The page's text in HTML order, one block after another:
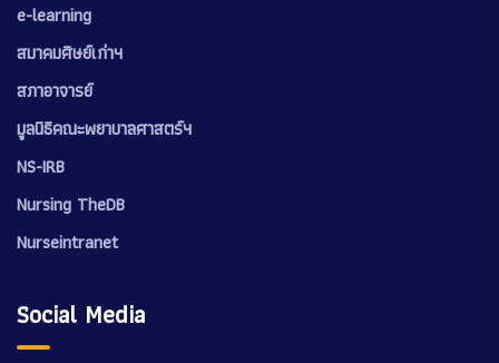
e-learning
สมาคมศิษย์เก่าฯ
สภาอาจารย์
มูลนิธิคณะพยาบาลศาสตร์ฯ
NS-IRB
Nursing TheDB
Nurseintranet
Social Media